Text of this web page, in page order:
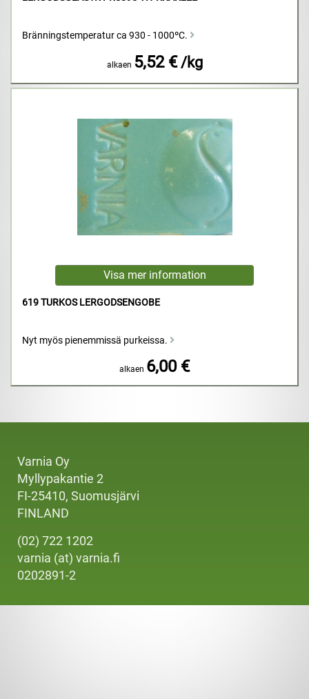
Bränningstemperatur ca 930 - 1000ºC.
alkaen 5,52 € /kg
619 TURKOS LERGODSENGOBE
Nyt myös pienemmissä purkeissa.
alkaen 6,00 €
Varnia Oy
Myllypakantie 2
FI-25410, Suomusjärvi
FINLAND
(02) 722 1202
varnia (at) varnia.fi
0202891-2